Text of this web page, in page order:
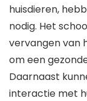
huisdieren,
nodig. Het
vervangen van
om een
Daarnaast
interactie met